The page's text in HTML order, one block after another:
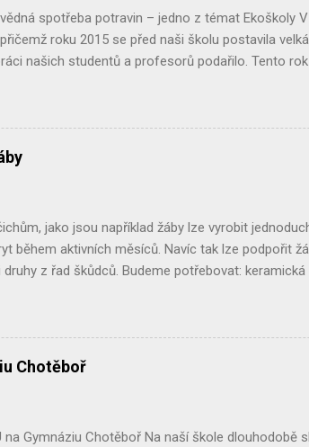
spotřeba potravin – jedno z témat Ekoškoly
roku 2015 se před naši školu postavila
našich studentů a profesorů podařilo. Tento
jsme se s chutí pustili. Celý projekt jsme
prostřednictvím dotazníků, které jsme rozdali
jaké potraviny a kde naše domácnosti
Zda nějaké potraviny upřednostňují, zda je
jako jsou například žáby lze vyrobit
během aktivních měsíců. Navíc tak lze podpořit
z řad škůdců. Budeme potřebovat:
nebo vlhkých stanovišť vykopeme menší jamku.Na
miskou, tak, aby malá odkrytá část
listím či kůrou. Žabí domeček lze také vyrobit z
lopatku nebo rýč, listí, větve nebo kůru na
Chotěboř
na Gymnáziu Chotěboř Na naší škole dlouhodobě